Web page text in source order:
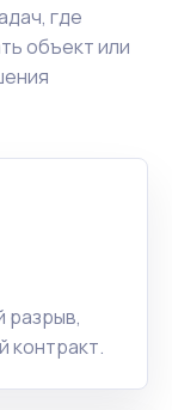
где
объект или
разрыв,
контракт.